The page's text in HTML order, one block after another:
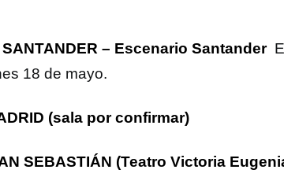
SANTANDER – Escenario Santander
18 de mayo.
(sala por confirmar)
SEBASTIÁN (Teatro Victoria